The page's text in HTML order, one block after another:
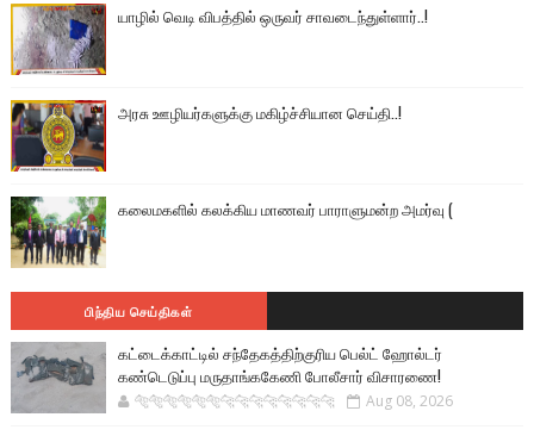
யாழில் வெடி விபத்தில் ஒருவர் சாவடைந்துள்ளார்..!
அரசு ஊழியர்களுக்கு மகிழ்ச்சியான செய்தி..!
கலைமகளில் கலக்கிய மாணவர் பாராளுமன்ற அமர்வு (
பிந்திய செய்திகள்
கட்டைக்காட்டில் சந்தேகத்திற்குரிய பெல்ட் ஹோல்டர்
கண்டெடுப்பு மருதாங்ககேணி போலீசார் விசாரணை!
🐅🐅🐅🐅🐅🐅🐆🐆🐆🐆🐆🐆🐆🐆 Aug 08, 2026